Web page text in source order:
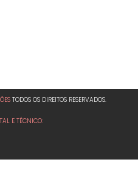
TODOS OS DIREITOS RESERVADOS.
E TÉCNICO: